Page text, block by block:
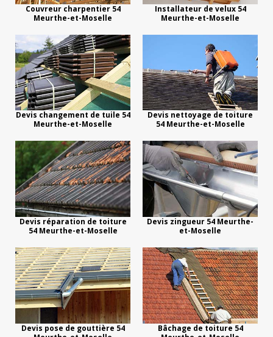
Couvreur charpentier 54
Meurthe-et-Moselle
Installateur de velux 54
Meurthe-et-Moselle
Devis changement de tuile 54
Meurthe-et-Moselle
Devis nettoyage de toiture
54 Meurthe-et-Moselle
Devis réparation de toiture
54 Meurthe-et-Moselle
Devis zingueur 54 Meurthe-
et-Moselle
Devis pose de gouttière 54
Bâchage de toiture 54